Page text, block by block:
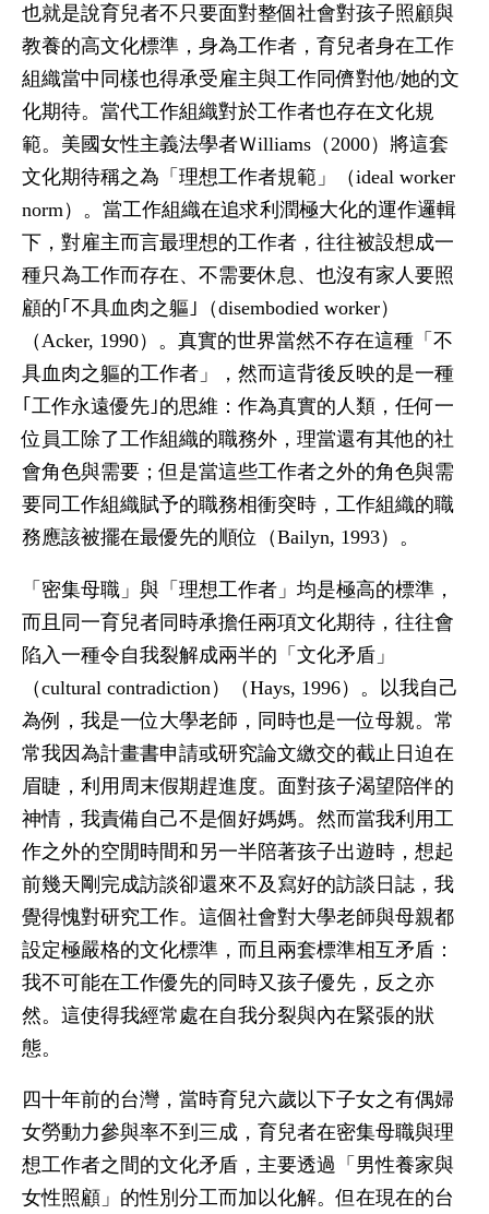
也就是說育兒者不只要面對整個社會對孩子照顧與
教養的高文化標準，身為工作者，育兒者身在工作
組織當中同樣也得承受雇主與工作同儕對他/她的文
化期待。當代工作組織對於工作者也存在文化規
範。美國女性主義法學者Ｗilliams（2000）將這套
文化期待稱之為「理想工作者規範」（ideal worker
norm）。當工作組織在追求利潤極大化的運作邏輯
下，對雇主而言最理想的工作者，往往被設想成一
種只為工作而存在、不需要休息、也沒有家人要照
顧的｢不具血肉之軀｣（disembodied worker）
（Acker, 1990）。真實的世界當然不存在這種「不
具血肉之軀的工作者」，然而這背後反映的是一種
｢工作永遠優先｣的思維：作為真實的人類，任何一
位員工除了工作組織的職務外，理當還有其他的社
會角色與需要；但是當這些工作者之外的角色與需
要同工作組織賦予的職務相衝突時，工作組織的職
務應該被擺在最優先的順位（Bailyn, 1993）。
「密集母職」與「理想工作者」均是極高的標準，
而且同一育兒者同時承擔任兩項文化期待，往往會
陷入一種令自我裂解成兩半的「文化矛盾」
（cultural contradiction）（Hays, 1996）。以我自己
為例，我是一位大學老師，同時也是一位母親。常
常我因為計畫書申請或研究論文繳交的截止日迫在
眉睫，利用周末假期趕進度。面對孩子渴望陪伴的
神情，我責備自己不是個好媽媽。然而當我利用工
作之外的空閒時間和另一半陪著孩子出遊時，想起
前幾天剛完成訪談卻還來不及寫好的訪談日誌，我
覺得愧對研究工作。這個社會對大學老師與母親都
設定極嚴格的文化標準，而且兩套標準相互矛盾：
我不可能在工作優先的同時又孩子優先，反之亦
然。這使得我經常處在自我分裂與內在緊張的狀
態。
四十年前的台灣，當時育兒六歲以下子女之有偶婦
女勞動力參與率不到三成，育兒者在密集母職與理
想工作者之間的文化矛盾，主要透過「男性養家與
女性照顧」的性別分工而加以化解。但在現在的台